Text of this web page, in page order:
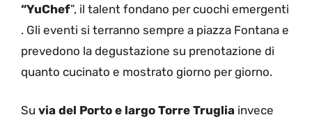
“YuChef”, il talent fondano per cuochi emergenti
. Gli eventi si terranno sempre a piazza Fontana e
prevedono la degustazione su prenotazione di
quanto cucinato e mostrato giorno per giorno.
Su via del Porto e largo Torre Truglia invece